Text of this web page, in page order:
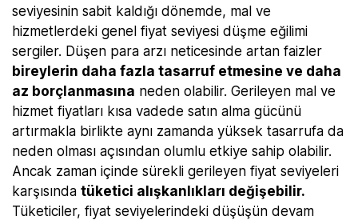
seviyesinin sabit kaldığı dönemde, mal ve
hizmetlerdeki genel fiyat seviyesi düşme eğilimi
sergiler. Düşen para arzı neticesinde artan faizler
bireylerin daha fazla tasarruf etmesine ve daha
az borçlanmasına neden olabilir. Gerileyen mal ve
hizmet fiyatları kısa vadede satın alma gücünü
artırmakla birlikte aynı zamanda yüksek tasarrufa da
neden olması açısından olumlu etkiye sahip olabilir.
Ancak zaman içinde sürekli gerileyen fiyat seviyeleri
karşısında tüketici alışkanlıkları değişebilir.
Tüketiciler, fiyat seviyelerindeki düşüşün devam